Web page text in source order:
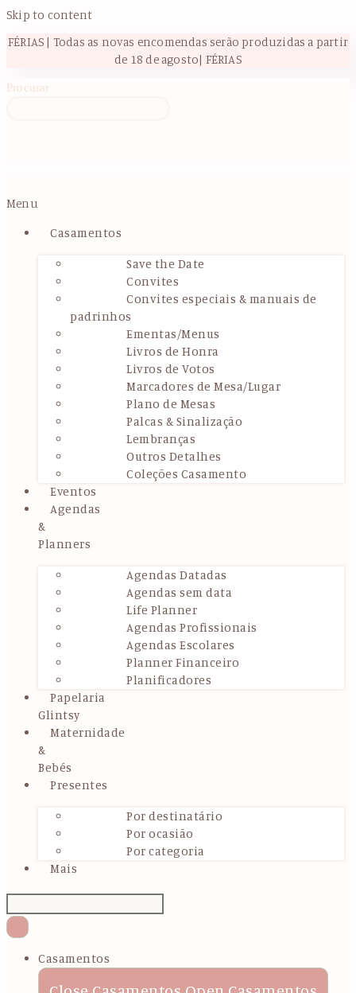
Skip to content
FÉRIAS | Todas as novas encomendas serão produzidas a partir
de 18 de agosto| FÉRIAS
Procurar
Menu
Casamentos
Save the Date
Convites
Convites especiais & manuais de
padrinhos
Ementas/Menus
Livros de Honra
Livros de Votos
Marcadores de Mesa/Lugar
Plano de Mesas
Palcas & Sinalização
Lembranças
Outros Detalhes
Coleções Casamento
Eventos
Agendas
&
Planners
Agendas Datadas
Agendas sem data
Life Planner
Agendas Profissionais
Agendas Escolares
Planner Financeiro
Planificadores
Papelaria
Glintsy
Maternidade
&
Bebés
Presentes
Por destinatário
Por ocasião
Por categoria
Mais
Casamentos